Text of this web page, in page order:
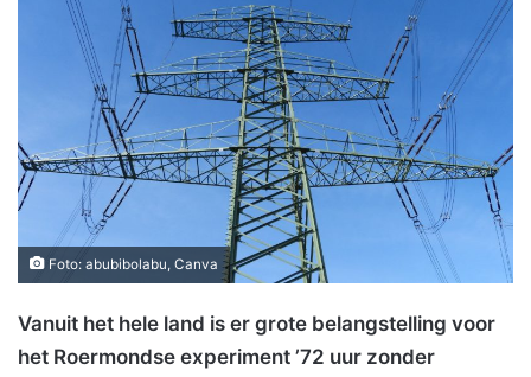
Foto: abubibolabu, Canva
Vanuit het hele land is er grote belangstelling voor
het Roermondse experiment ’72 uur zonder